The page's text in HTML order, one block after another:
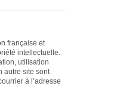
française et
intellectuelle.
utilisation
autre site sont
à l’adresse